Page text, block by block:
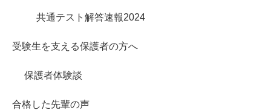
共通テスト解答速報2024
受験生を支える保護者の方へ
保護者体験談
合格した先輩の声